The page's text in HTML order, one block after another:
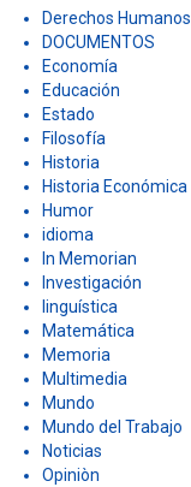
Derechos Humanos
DOCUMENTOS
Economía
Educación
Estado
Filosofía
Historia
Historia Económica
Humor
idioma
In Memorian
Investigación
linguística
Matemática
Memoria
Multimedia
Mundo
Mundo del Trabajo
Noticias
Opiniòn